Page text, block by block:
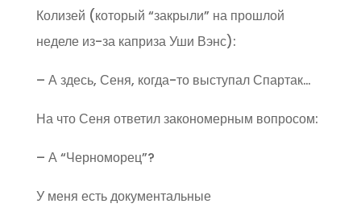
Колизей (который “закрыли” на прошлой
неделе из-за каприза Уши Вэнс):
– А здесь, Сеня, когда-то выступал Спартак…
На что Сеня ответил закономерным вопросом:
– А “Черноморец”?
У меня есть документальные